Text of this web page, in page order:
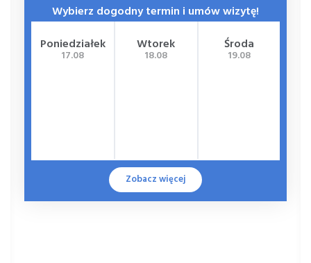
Wybierz dogodny termin i umów wizytę!
Poniedziałek
17.08
Wtorek
18.08
Środa
19.08
Zobacz więcej